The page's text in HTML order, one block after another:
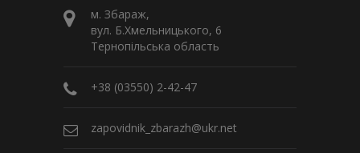
м. Збараж,
вул. Б.Хмельницького, 6
Тернопільська область
+38 (03550) 2-42-47
zapovidnik_zbarazh@ukr.net